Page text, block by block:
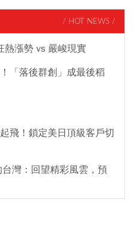
/ HOT NEWS /
熱漲勢 vs 嚴峻現實
「落後群創」成最後稻
飛！鎖定美日頂級客戶切
灣：回望精彩風雲，預